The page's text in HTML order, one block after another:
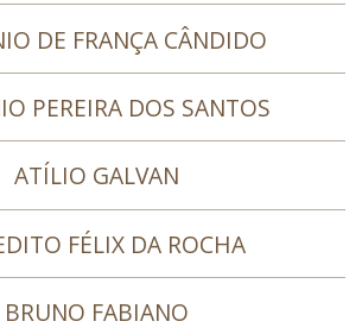
DE FRANÇA CÂNDIDO
PEREIRA DOS SANTOS
ATÍLIO GALVAN
FÉLIX DA ROCHA
BRUNO FABIANO